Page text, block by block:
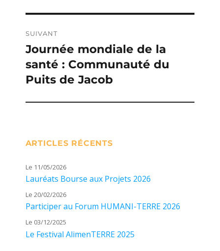
SUIVANT
Publication
suivante :
Journée mondiale de la
santé : Communauté du
Puits de Jacob
ARTICLES RÉCENTS
Le 11/05/2026
Lauréats Bourse aux Projets 2026
Le 20/02/2026
Participer au Forum HUMANI-TERRE 2026
Le 03/12/2025
Le Festival AlimenTERRE 2025